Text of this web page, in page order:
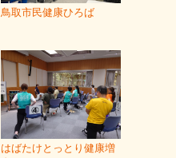
鳥取市民健康ひろば
はばたけとっとり健康増